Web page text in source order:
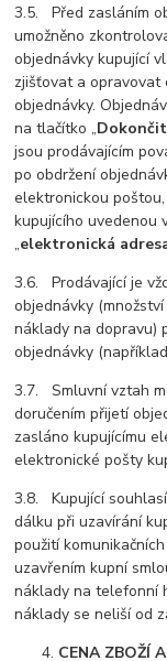
3.5. Před zasláním
umožněno
objednávky kupující
zjišťovat a opravovat
objednávky.
na tlačítko „
jsou prodávajícím
po obdržení
elektronickou
kupujícího uvedenou
„elektronická
3.6. Prodávající je
objednávky
náklady na dopravu)
objednávky
3.7. Smluvní vztah
doručením přijetí
zasláno kupujícímu
elektronické pošty
3.8. Kupující
dálku při uzavírání
použití
uzavřením kupní
náklady na telefonní
náklady se neliší od
CENA ZBOŽÍ